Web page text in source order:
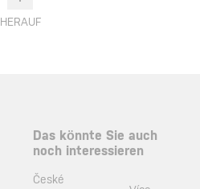
HERAUF
Das könnte Sie auch
noch interessieren
České